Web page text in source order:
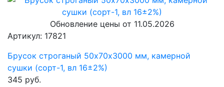
Обновление цены от 11.05.2026
Артикул: 17821
Брусок строганый 50х70х3000 мм, камерной
сушки (сорт-1, вл 16±2%)
345 руб.